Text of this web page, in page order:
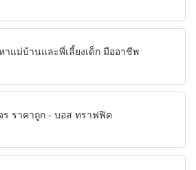
าแม่บ้านและพี่เลี้ยงเด็ก มืออาชีพ
ร ราคาถูก - บอส ทราฟฟิค